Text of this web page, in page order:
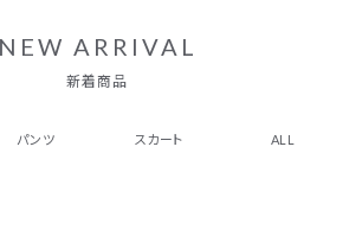
NEW ARRIVAL
新着商品
パンツ スカート ALL